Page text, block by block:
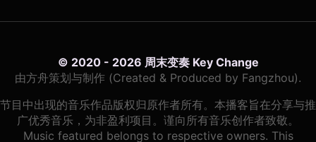
© 2020 - 2026 周末变奏 Key Change
由方舟策划与制作 (Created & Produced by Fangzhou).
节目中出现的音乐作品版权归原作者所有。本播客旨在分享与推
广优秀音乐，为非盈利项目。谨向所有音乐创作者致敬。
Music featured belongs to respective owners. This